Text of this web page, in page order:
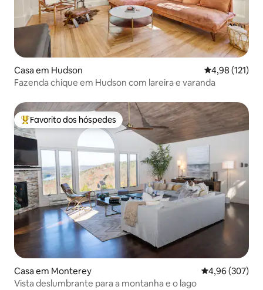
Casa em Hudson Classificação
4,98 (121)
Fazenda chique em Hudson com lareira e varanda
Favoritos dos hóspedes mais apreciados
Favorito dos hóspedes
Casa em Monterey Classificação
4,96 (307)
Vista deslumbrante para a montanha e o lago